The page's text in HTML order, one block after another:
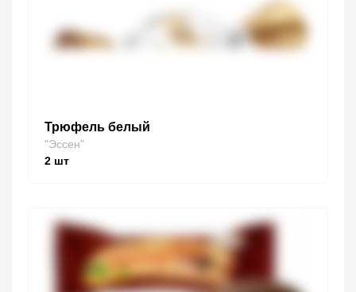
Трюфель белый
"Эссен"
2 шт